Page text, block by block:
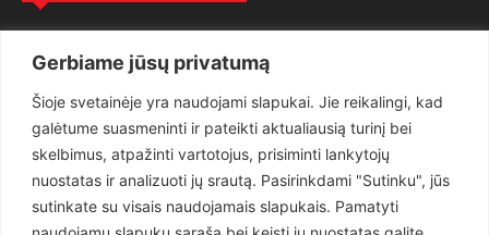
Gerbiame jūsų privatumą
Šioje svetainėje yra naudojami slapukai. Jie reikalingi, kad
galėtume suasmeninti ir pateikti aktualiausią turinį bei
skelbimus, atpažinti vartotojus, prisiminti lankytojų
nuostatas ir analizuoti jų srautą. Pasirinkdami "Sutinku", jūs
sutinkate su visais naudojamais slapukais. Pamatyti
Teisėsauga
1497
Aktualu
Lietuva
619
Pasaulis